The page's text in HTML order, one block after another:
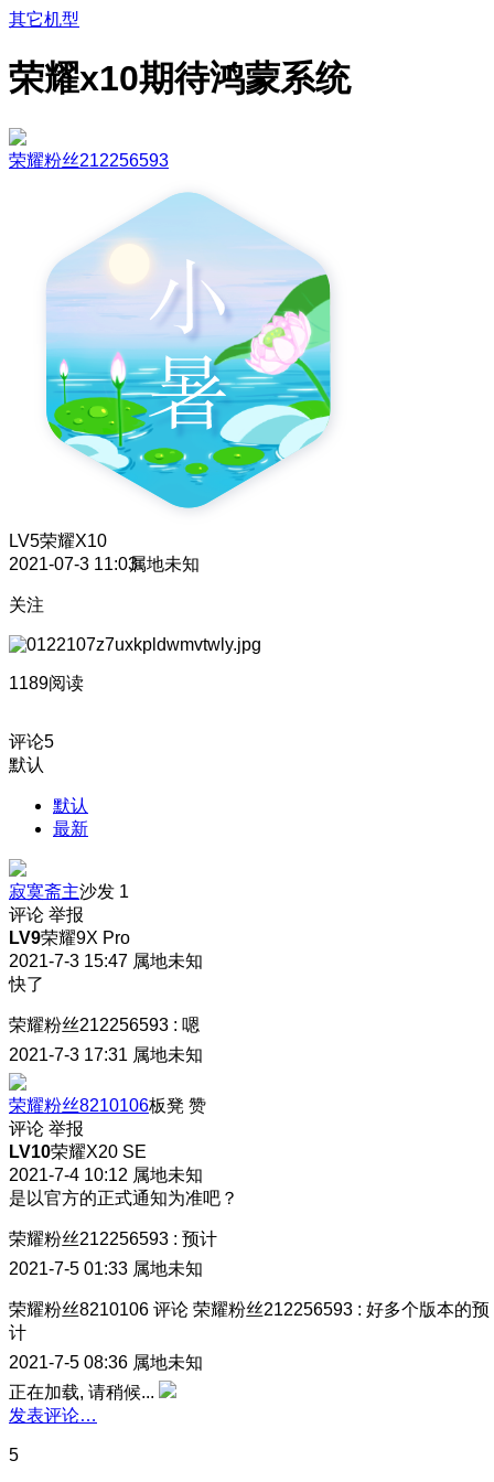
其它机型
荣耀x10期待鸿蒙系统
荣耀粉丝212256593
LV5荣耀X10
2021-07-3 11:03属地未知
关注
1189阅读
评论5
默认
默认
最新
寂寞斋主沙发 1
评论 举报
LV9荣耀9X Pro
2021-7-3 15:47 属地未知
快了
荣耀粉丝212256593 : 嗯
2021-7-3 17:31 属地未知
荣耀粉丝8210106板凳 赞
评论 举报
LV10荣耀X20 SE
2021-7-4 10:12 属地未知
是以官方的正式通知为准吧？
荣耀粉丝212256593 : 预计
2021-7-5 01:33 属地未知
荣耀粉丝8210106 评论 荣耀粉丝212256593 : 好多个版本的预
计
2021-7-5 08:36 属地未知
正在加载, 请稍候...
发表评论…
5